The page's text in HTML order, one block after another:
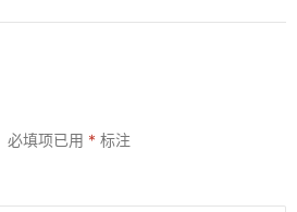
必填项已用 * 标注